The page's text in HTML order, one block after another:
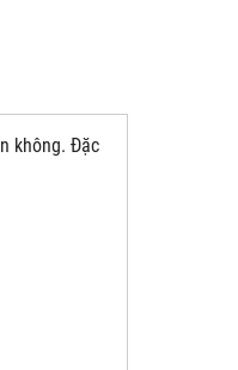
không. Đặc